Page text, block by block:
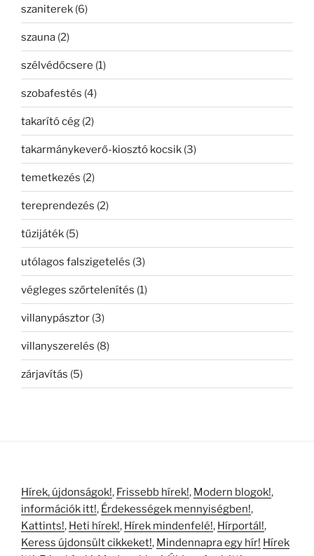
szaniterek (6)
szauna (2)
szélvédőcsere (1)
szobafestés (4)
takarító cég (2)
takarmánykeverő-kiosztó kocsik (3)
temetkezés (2)
tereprendezés (2)
tűzijáték (5)
utólagos falszigetelés (3)
végleges szőrtelenítés (1)
villanypásztor (3)
villanyszerelés (8)
zárjavítás (5)
Hírek, újdonságok!, Frissebb hírek!, Modern blogok!,
információk itt!, Érdekességek mennyiségben!,
Kattints!, Heti hírek!, Hírek mindenfelé!, Hírportál!,
Keress újdonsült cikkeket!, Mindennapra egy hír! Hírek